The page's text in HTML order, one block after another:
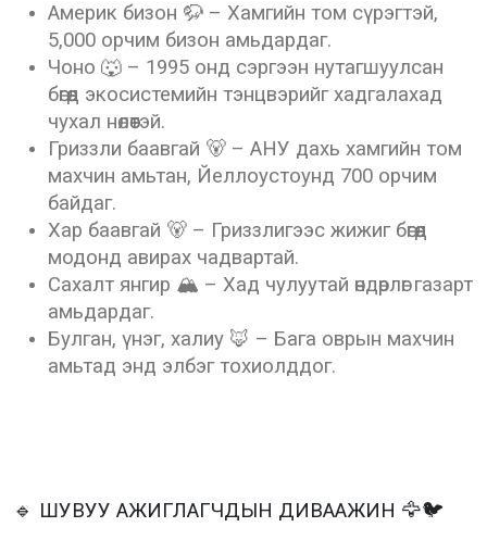
Америк бизон 🦬 – Хамгийн том сүрэгтэй,
5,000 орчим бизон амьдардаг.
Чоно 🐺 – 1995 онд сэргээн нутагшуулсан
бөгөөд экосистемийн тэнцвэрийг хадгалахад
чухал нөлөөтэй.
Гриззли баавгай 🐻 – АНУ дахь хамгийн том
махчин амьтан, Йеллоустоунд 700 орчим
байдаг.
Хар баавгай 🐻 – Гриззлигээс жижиг бөгөөд
модонд авирах чадвартай.
Сахалт янгир 🏔 – Хад чулуутай өндөрлөг газарт
амьдардаг.
Булган, үнэг, халиу 🦊 – Бага оврын махчин
амьтад энд элбэг тохиолддог.
🔹 ШУВУУ АЖИГЛАГЧДЫН ДИВААЖИН 🦅🐦